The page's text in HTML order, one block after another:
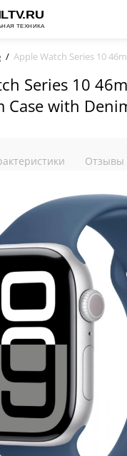
Apple Watch Series 10
Series 10
Case with
Отзывы